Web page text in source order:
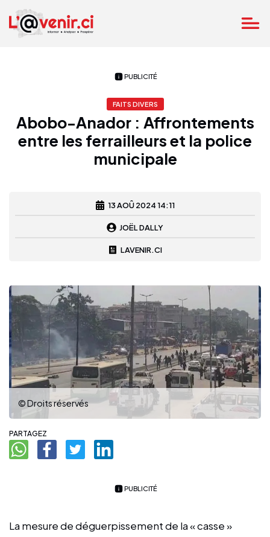
PUBLICITÉ
FAITS DIVERS
Abobo-Anador : Affrontements
entre les ferrailleurs et la police
municipale
13 AOÛ 2024 14:11
JOËL DALLY
LAVENIR.CI
© Droits réservés
PARTAGEZ
PUBLICITÉ
La mesure de déguerpissement de la « casse »